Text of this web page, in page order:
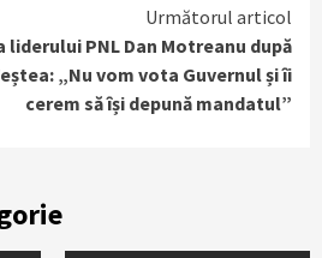
Următorul articol
liderului PNL Dan Motreanu după
„Nu vom vota Guvernul și îi
cerem să își depună mandatul”